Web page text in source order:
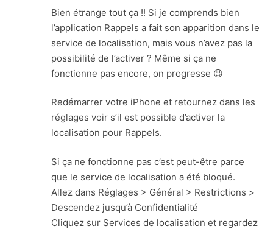
Bien étrange tout ça !! Si je comprends bien
l’application Rappels a fait son apparition dans le
service de localisation, mais vous n’avez pas la
possibilité de l’activer ? Même si ça ne
fonctionne pas encore, on progresse 😉
Redémarrer votre iPhone et retournez dans les
réglages voir s’il est possible d’activer la
localisation pour Rappels.
Si ça ne fonctionne pas c’est peut-être parce
que le service de localisation a été bloqué.
Allez dans Réglages > Général > Restrictions >
Descendez jusqu’à Confidentialité
Cliquez sur Services de localisation et regardez